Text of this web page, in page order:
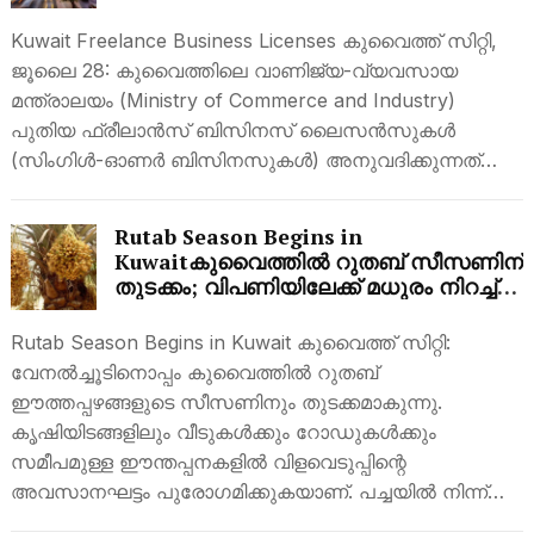
വിലക്ക്; നിലവിലെ ലൈസൻസുകാർക്ക്
ആശങ്ക വേണ്ട
Kuwait Freelance Business Licenses കുവൈത്ത് സിറ്റി,
ജൂലൈ 28: കുവൈത്തിലെ വാണിജ്യ-വ്യവസായ
മന്ത്രാലയം (Ministry of Commerce and Industry)
പുതിയ ഫ്രീലാൻസ് ബിസിനസ് ലൈസൻസുകൾ
(സിംഗിൾ-ഓണർ ബിസിനസുകൾ) അനുവദിക്കുന്നത്…
Rutab Season Begins in
Kuwaitകുവൈത്തിൽ റുതബ് സീസണിന്
തുടക്കം; വിപണിയിലേക്ക് മധുരം നിറച്ച്
Rutab Season Begins in Kuwait കുവൈത്ത് സിറ്റി:
വേനൽച്ചൂടിനൊപ്പം കുവൈത്തിൽ റുതബ്
ഈത്തപ്പഴങ്ങളുടെ സീസണിനും തുടക്കമാകുന്നു.
കൃഷിയിടങ്ങളിലും വീടുകൾക്കും റോഡുകൾക്കും
സമീപമുള്ള ഈന്തപ്പനകളിൽ വിളവെടുപ്പിന്റെ
അവസാനഘട്ടം പുരോഗമിക്കുകയാണ്. പച്ചയിൽ നിന്ന്…